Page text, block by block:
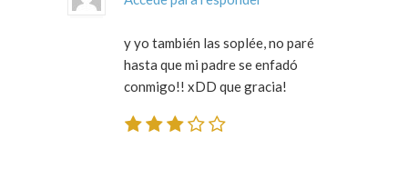
y yo también las soplée, no paré
hasta que mi padre se enfadó
conmigo!! xDD que gracia!